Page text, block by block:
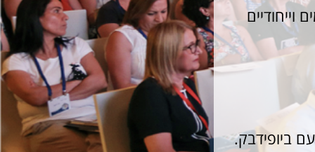
וייחודיים
ביופידבק.